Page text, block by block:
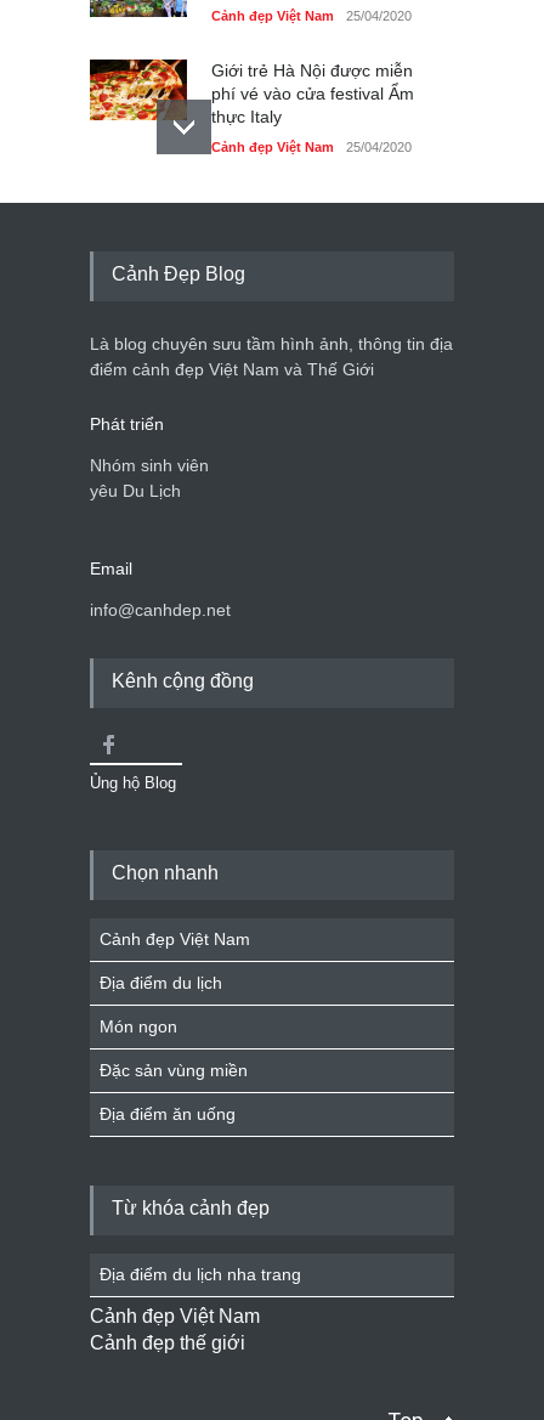
Cảnh đẹp Việt Nam 25/04/2020
Giới trẻ Hà Nội được miễn
phí vé vào cửa festival Ẩm
thực Italy
Cảnh đẹp Việt Nam 25/04/2020
Tam giác mạch khoe sắc
du lịch quốc gia
Cảnh đẹp Việt Nam 24/04/2020
Cảnh Đẹp Blog
Là blog chuyên sưu tầm hình ảnh, thông tin địa
điểm cảnh đẹp Việt Nam và Thế Giới
Phát triển
Nhóm sinh viên
yêu Du Lịch
Email
info@canhdep.net
Kênh cộng đồng
Ủng hộ Blog
Chọn nhanh
Cảnh đẹp Việt Nam
Địa điểm du lịch
Món ngon
Đặc sản vùng miền
Địa điểm ăn uống
Từ khóa cảnh đẹp
Địa điểm du lịch nha trang
Cảnh đẹp Việt Nam
Cảnh đẹp thế giới